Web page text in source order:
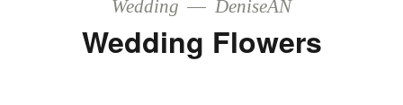
Wedding
DeniseAN
Wedding Flowers